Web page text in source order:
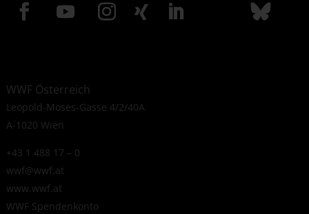
WWF Österreich
Leopold-Moses-Gasse 4/2/40A
A-1020 Wien
+43 1 488 17 – 0
wwf@wwf.at
www.wwf.at
WWF Spendenkonto